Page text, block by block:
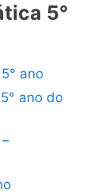
5°
ano
ano do